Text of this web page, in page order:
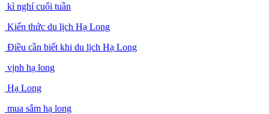
kì nghỉ cuối tuần
Kiến thức du lịch Hạ Long
Điều cần biết khi du lịch Hạ Long
vịnh hạ long
Hạ Long
mua sắm hạ long